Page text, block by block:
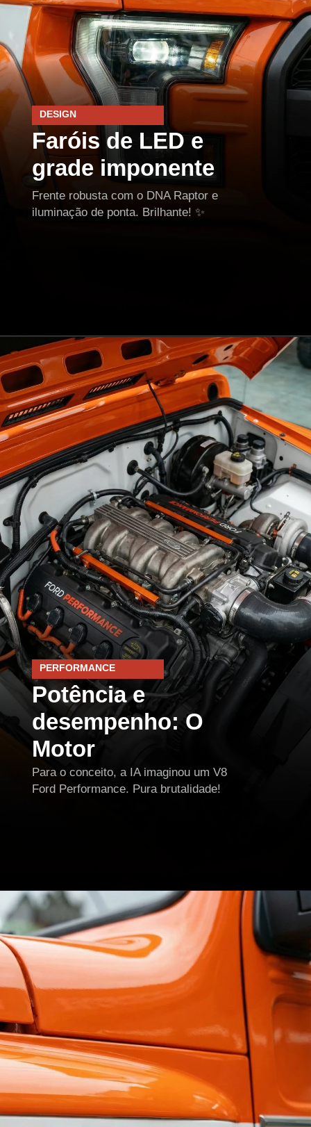
DESIGN
Faróis de LED e
grade imponente
Frente robusta com o DNA Raptor e
iluminação de ponta. Brilhante! ✨
PERFORMANCE
Potência e
desempenho: O
Motor
Para o conceito, a IA imaginou um V8
Ford Performance. Pura brutalidade!